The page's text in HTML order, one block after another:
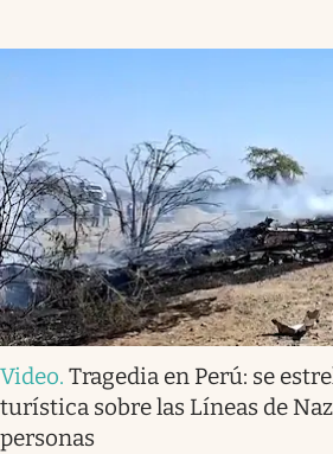
Video. Tragedia en Perú: se
turística sobre las Líneas de
personas